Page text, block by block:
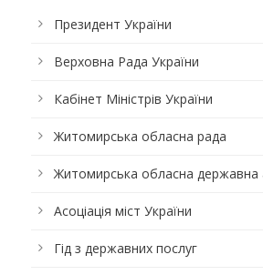
Президент України
Верховна Рада України
Кабінет Міністрів України
Житомирська обласна рада
Житомирська обласна державна
Асоціація міст України
Гід з державних послуг